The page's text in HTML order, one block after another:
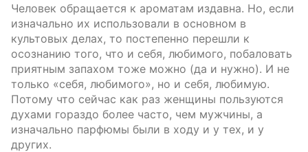
Человек обращается к ароматам издавна. Но, если
изначально их использовали в основном в
культовых делах, то постепенно перешли к
осознанию того, что и себя, любимого, побаловать
приятным запахом тоже можно (да и нужно). И не
только «себя, любимого», но и себя, любимую.
Потому что сейчас как раз женщины пользуются
духами гораздо более часто, чем мужчины, а
изначально парфюмы были в ходу и у тех, и у
других.